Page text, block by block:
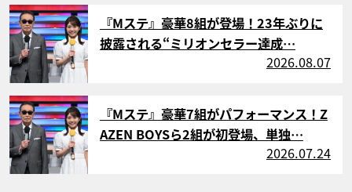
サムネイル
『Mステ』豪華8組が登場！23年ぶりに
披露される“ミリオンセラー達成…
2026.08.07
サムネイル
『Mステ』豪華7組がパフォーマンス！Z
AZEN BOYSら2組が初登場、単独…
2026.07.24